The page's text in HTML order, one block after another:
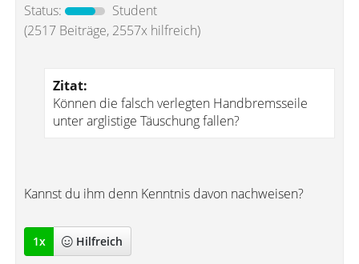
Status:
Student
(2517 Beiträge, 2557x hilfreich)
Zitat:
Können die falsch verlegten Handbremsseile
unter arglistige Täuschung fallen?
Kannst du ihm denn Kenntnis davon nachweisen?
1x Hilfreich